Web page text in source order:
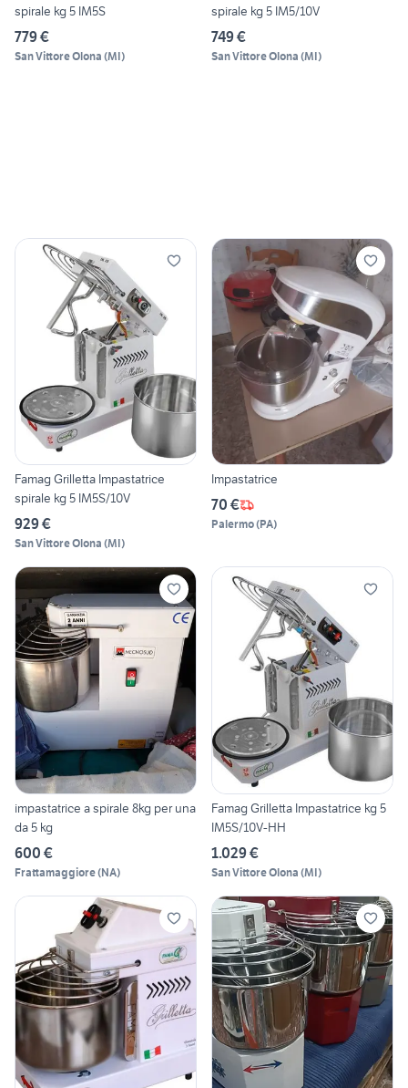
spirale kg 5 IM5S
779 €
San Vittore Olona (MI)
spirale kg 5 IM5/10V
749 €
San Vittore Olona (MI)
Famag Grilletta Impastatrice
spirale kg 5 IM5S/10V
929 €
San Vittore Olona (MI)
Impastatrice
70 €
Palermo(PA)
impastatrice a spirale 8kg per una
da 5 kg
600 €
Frattamaggiore(NA)
Famag Grilletta Impastatrice kg 5
IM5S/10V-HH
1.029 €
San Vittore Olona (MI)